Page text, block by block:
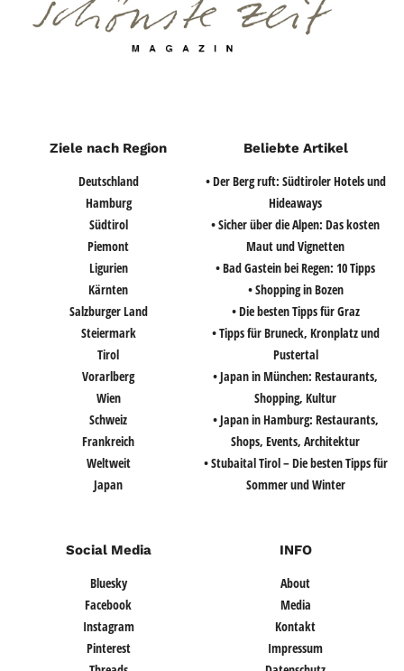
Ziele nach Region
Deutschland
Hamburg
Südtirol
Piemont
Ligurien
Kärnten
Salzburger Land
Steiermark
Tirol
Vorarlberg
Wien
Schweiz
Frankreich
Weltweit
Japan
Beliebte Artikel
• Der Berg ruft: Südtiroler Hotels und
Hideaways
• Sicher über die Alpen: Das kosten
Maut und Vignetten
• Bad Gastein bei Regen: 10 Tipps
• Shopping in Bozen
• Die besten Tipps für Graz
• Tipps für Bruneck, Kronplatz und
Pustertal
• Japan in München: Restaurants,
Shopping, Kultur
• Japan in Hamburg: Restaurants,
Shops, Events, Architektur
• Stubaital Tirol – Die besten Tipps für
Sommer und Winter
Social Media
Bluesky
Facebook
Instagram
Pinterest
INFO
About
Media
Kontakt
Impressum